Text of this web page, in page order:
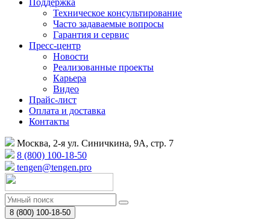
Поддержка
Техническое консультирование
Часто задаваемые вопросы
Гарантия и сервис
Пресс-центр
Новости
Реализованные проекты
Карьера
Видео
Прайс-лист
Оплата и доставка
Контакты
Москва, 2-я ул. Синичкина, 9А, стр. 7
8 (800) 100-18-50
tengen@tengen.pro
8 (800) 100-18-50